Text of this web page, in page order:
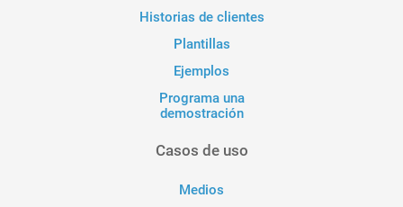
Historias de clientes
Plantillas
Ejemplos
Programa una
demostración
Casos de uso
Medios